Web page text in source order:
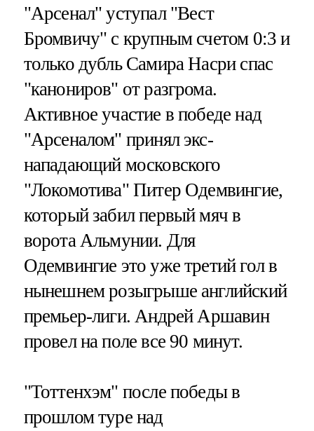
"Арсенал" уступал "Вест
Бромвичу" с крупным счетом 0:3 и
только дубль Самира Насри спас
"канониров" от разгрома.
Активное участие в победе над
"Арсеналом" принял экс-
нападающий московского
"Локомотива" Питер Одемвингие,
который забил первый мяч в
ворота Альмунии. Для
Одемвингие это уже третий гол в
нынешнем розыгрыше английский
премьер-лиги. Андрей Аршавин
провел на поле все 90 минут.
"Тоттенхэм" после победы в
прошлом туре над